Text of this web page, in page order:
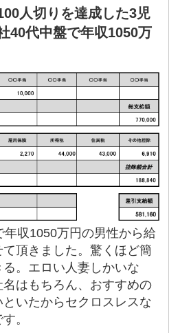
人切りを達成した3児
40代中盤で年収1050万
収1050万円の男性から給
頂きました。驚くほど簡
。エロい人妻しかいな
はもちろん、おすすめの
いたからセクロスレスな
。